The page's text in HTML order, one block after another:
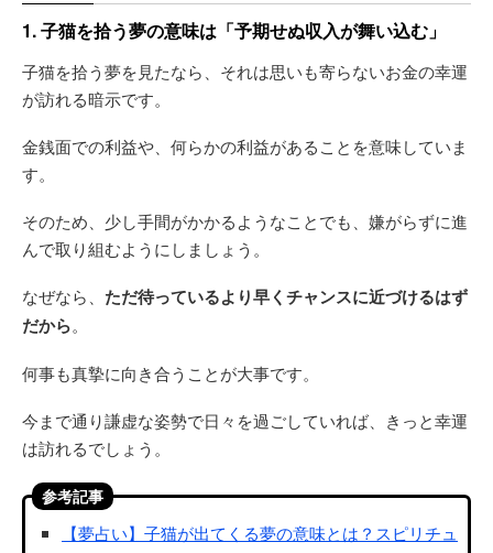
1. 子猫を拾う夢の意味は「予期せぬ収入が舞い込む」
子猫を拾う夢を見たなら、それは思いも寄らないお金の幸運
が訪れる暗示です。
金銭面での利益や、何らかの利益があることを意味していま
す。
そのため、少し手間がかかるようなことでも、嫌がらずに進
んで取り組むようにしましょう。
なぜなら、 ただ待っているより早くチャンスに近づけるはず
だから。
何事も真摯に向き合うことが大事です。
今まで通り謙虚な姿勢で日々を過ごしていれば、きっと幸運
は訪れるでしょう。
参考記事
【夢占い】子猫が出てくる夢の意味とは？スピリチュ